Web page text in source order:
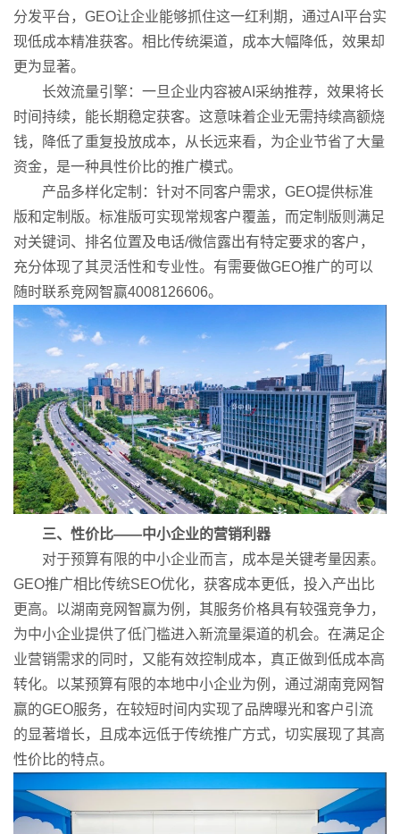
分发平台，GEO让企业能够抓住这一红利期，通过AI平台实
现低成本精准获客。相比传统渠道，成本大幅降低，效果却
更为显著。
长效流量引擎：一旦企业内容被AI采纳推荐，效果将长
时间持续，能长期稳定获客。这意味着企业无需持续高额烧
钱，降低了重复投放成本，从长远来看，为企业节省了大量
资金，是一种具性价比的推广模式。
产品多样化定制：针对不同客户需求，GEO提供标准
版和定制版。标准版可实现常规客户覆盖，而定制版则满足
对关键词、排名位置及电话/微信露出有特定要求的客户，
充分体现了其灵活性和专业性。有需要做GEO推广的可以
随时联系竞网智赢4008126606。
三、性价比——中小企业的营销利器
对于预算有限的中小企业而言，成本是关键考量因素。
GEO推广相比传统SEO优化，获客成本更低，投入产出比
更高。以湖南竞网智赢为例，其服务价格具有较强竞争力，
为中小企业提供了低门槛进入新流量渠道的机会。在满足企
业营销需求的同时，又能有效控制成本，真正做到低成本高
转化。以某预算有限的本地中小企业为例，通过湖南竞网智
赢的GEO服务，在较短时间内实现了品牌曝光和客户引流
的显著增长，且成本远低于传统推广方式，切实展现了其高
性价比的特点。